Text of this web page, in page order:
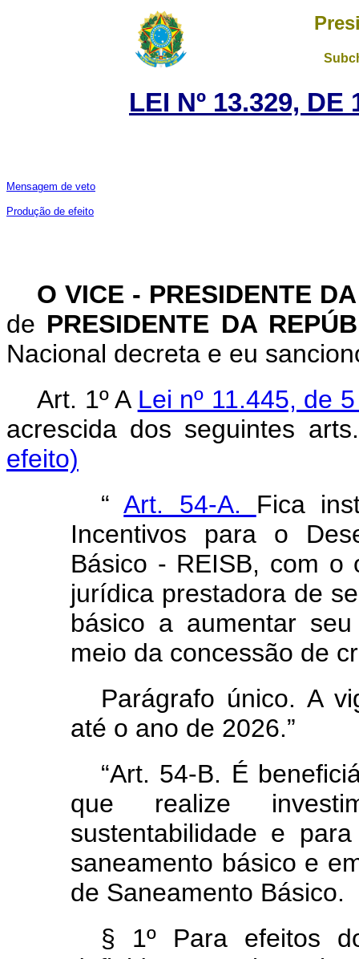
LEI Nº 13.329, DE
Mensagem de veto
Produção de efeito
O VICE - PRESIDENTE
de PRESIDENTE DA
Nacional decreta e eu
Art. 1º A Lei nº 11.445, de
acrescida dos seguintes
efeito)
“Art. 54-A. Fica
Incentivos para o
Básico - REISB, com o
jurídica prestadora de
básico a aumentar
meio da concessão de
Parágrafo único. A
até o ano de 2026.”
“Art. 54-B. É
que realize
sustentabilidade e
saneamento básico e
de Saneamento Básico.
§ 1º Para efeitos